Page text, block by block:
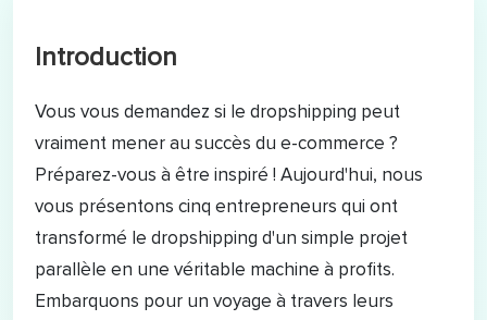
Introduction
Vous vous demandez si le dropshipping peut
vraiment mener au succès du e-commerce ?
Préparez-vous à être inspiré ! Aujourd'hui, nous
vous présentons cinq entrepreneurs qui ont
transformé le dropshipping d'un simple projet
parallèle en une véritable machine à profits.
Embarquons pour un voyage à travers leurs